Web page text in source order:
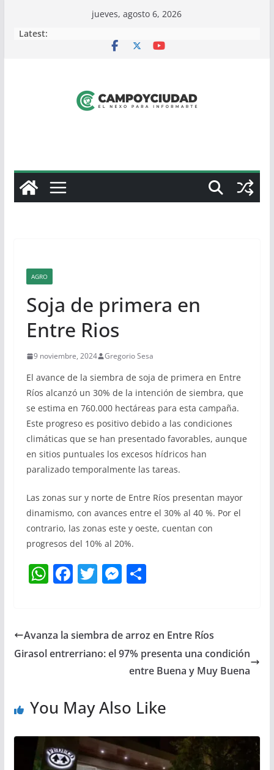
jueves, agosto 6, 2026
Latest:
AGRO
Soja de primera en
Entre Rios
9 noviembre, 2024 Gregorio Sesa
El avance de la siembra de soja de primera en Entre
Ríos alcanzó un 30% de la intención de siembra, que
se estima en 760.000 hectáreas para esta campaña.
Este progreso es positivo debido a las condiciones
climáticas que se han presentado favorables, aunque
en sitios puntuales los excesos hídricos han
paralizado temporalmente las tareas.
Las zonas sur y norte de Entre Ríos presentan mayor
dinamismo, con avances entre el 30% al 40 %. Por el
contrario, las zonas este y oeste, cuentan con
progresos del 10% al 20%.
W
s
A
F
e
b
k
T
er
M
e
n
g
S
e
Avanza la siembra de arroz en Entre Ríos
Girasol entrerriano: el 97% presenta una condición
entre Buena y Muy Buena
You May Also Like